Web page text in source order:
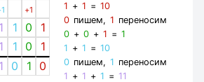
+1
1 1 0
1
1 1 0
1
1 0 1 0
1 +1 =10
0 пишем,1 переносим
0 +0 +1 =1
1 +1 =10
0 пишем,1 переносим
1 + 1 +1 = 11